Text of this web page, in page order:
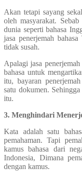
Akan tetapi sayang
oleh masyarakat.
dunia seperti bahasa
jasa penerjemah
tidak susah.
Apalagi jasa
bahasa untuk
itu, bayaran
satu dokumen.
itu.
3. Menghindari
Kata adalah satu
pemahaman. Tapi
kamus bahasa dari
Indonesia, Dimana
dengan kamus.